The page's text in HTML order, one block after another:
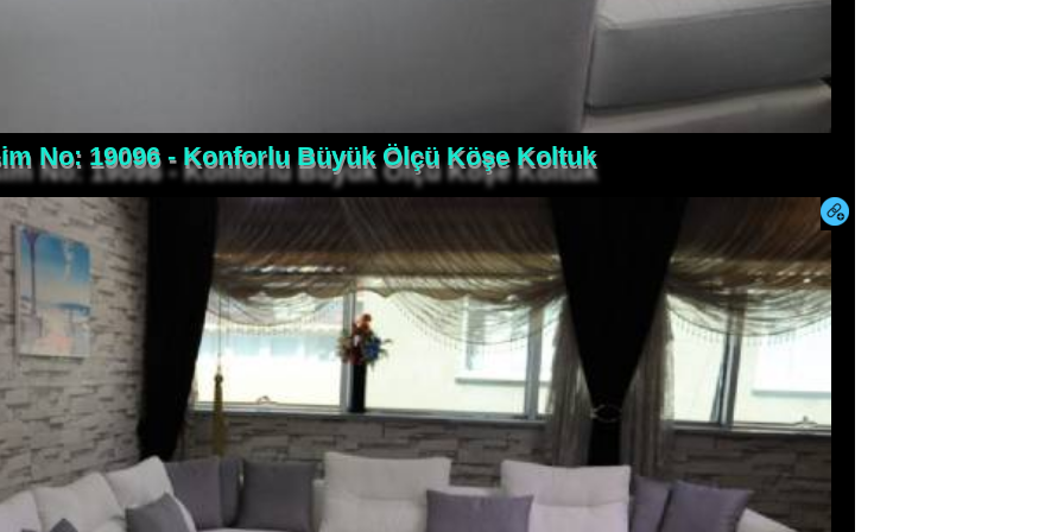
No: 19096 - Konforlu Büyük Ölçü Köşe Koltuk